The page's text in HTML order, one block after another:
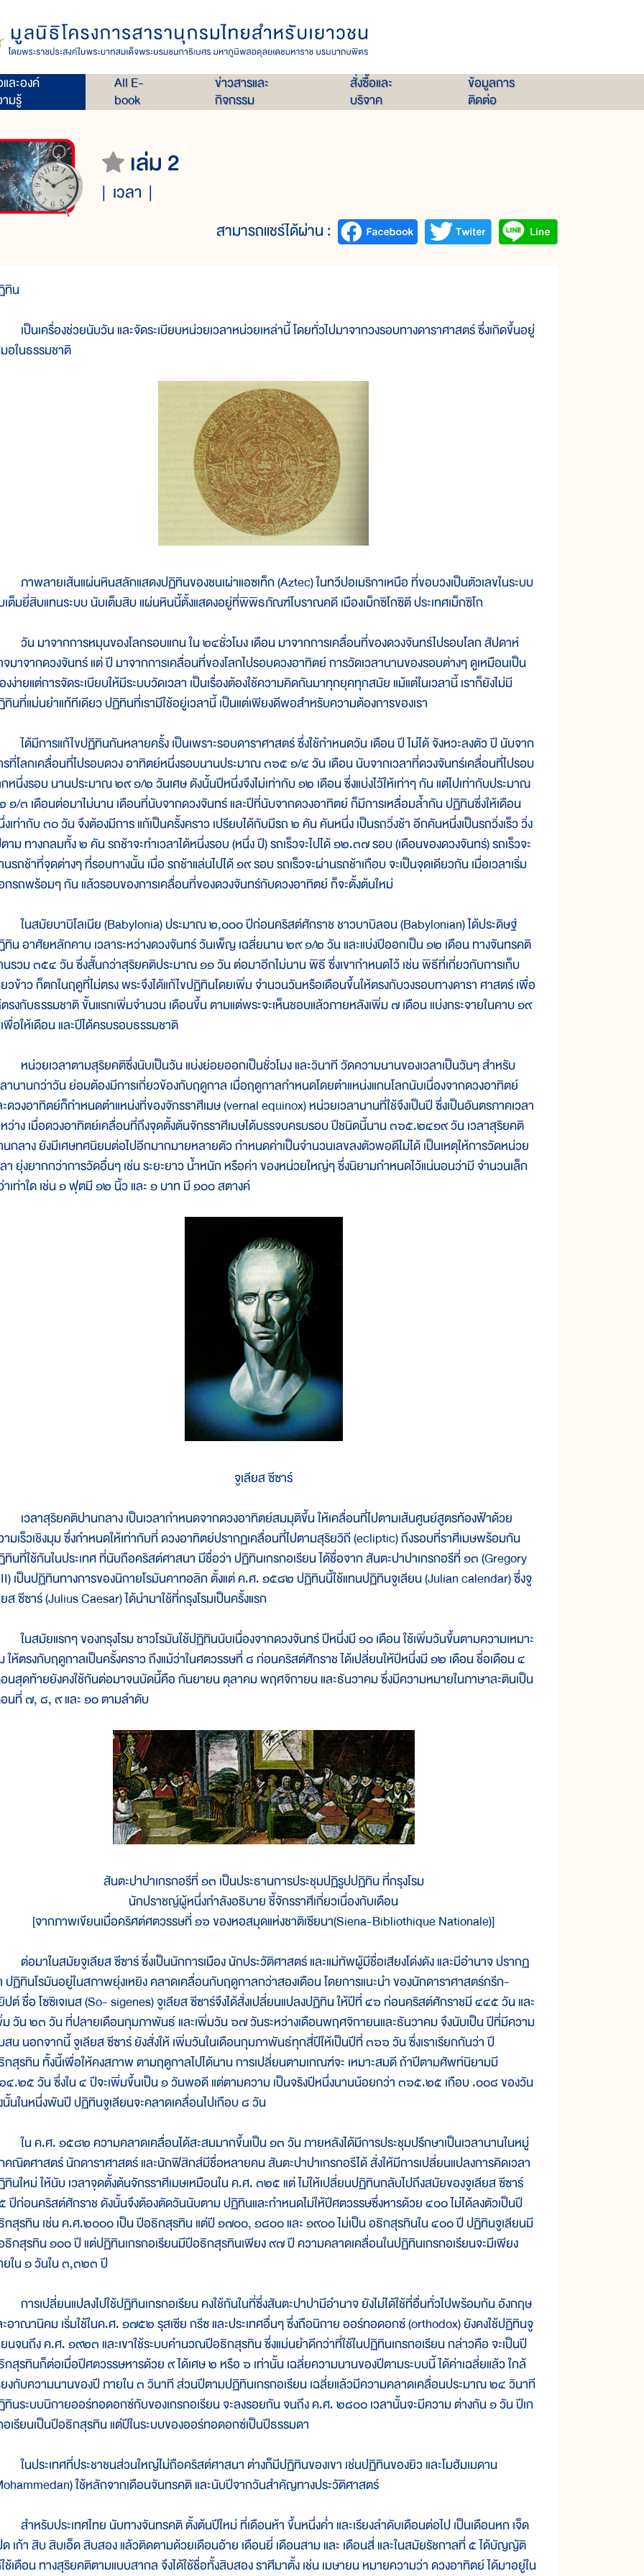
ละองค์
มรู้
All E-
book
ข่าวสารและ
กิจกรรม
สั่งซื้อและ
บริจาค
ข้อมูลการ
ติดต่อ
เล่ม 2
เวลา
สามารถแชร์ได้ผ่าน :
ทิน
เป็นเครื่องช่วยนับวัน และจัดระเบียบหน่วยเวลาหน่วยเหล่านี้ โดยทั่วไปมาจากวงรอบทางดาราศาสตร์ ซึ่งเกิดขึ้นอยู่
อในธรรมชาติ
ภาพลายเส้นแผ่นหินสลักแสดงปฏิทินของชนเผ่าแอซเท็ก (Aztec) ในทวีปอเมริกาเหนือ ที่ขอบวงเป็นตัวเลขในระบบ
เต็มยี่สิบแทนระบบ นับเต็มสิบ แผ่นหินนี้ตั้งแสดงอยู่ที่พิพิธภัณฑ์โบราณคดี เมืองเม็กซิโกซิตี ประเทศเม็กซิโก
วัน มาจากการหมุนของโลกรอบแกน ใน ๒๔ชั่วโมง เดือน มาจากการเคลื่อนที่ของดวงจันทร์ไปรอบโลก สัปดาห์
มาจากดวงจันทร์ แต่ ปี มาจากการเคลื่อนที่ของโลกไปรอบดวงอาทิตย์ การวัดเวลานานของรอบต่างๆ ดูเหมือนเป็น
งง่ายแต่การจัดระเบียบให้มีระบบวัดเวลา เป็นเรื่องต้องใช้ความคิดกันมาทุกยุคทุกสมัย แม้แต่ในเวลานี้ เราก็ยังไม่มี
ทินที่แม่นยำแท้ทีเดียว ปฏิทินที่เรามีใช้อยู่เวลานี้ เป็นแต่เพียงดีพอสำหรับความต้องการของเรา
ได้มีการแก้ไขปฏิทินกันหลายครั้ง เป็นเพราะรอบดาราศาสตร์ ซึ่งใช้กำหนดวัน เดือน ปี ไม่ได้ จังหวะลงตัว ปี นับจาก
ที่โลกเคลื่อนที่ไปรอบดวง อาทิตย์หนึ่งรอบนานประมาณ ๓๖๕ ๑/๔ วัน เดือน นับจากเวลาที่ดวงจันทร์เคลื่อนที่ไปรอบ
หนึ่งรอบ นานประมาณ ๒๙ ๑/๒ วันเศษ ดังนั้นปีหนึ่งจึงไม่เท่ากับ ๑๒ เดือน ซึ่งแบ่งไว้ให้เท่าๆ กัน แต่ไปเท่ากับประมาณ
๑/๓ เดือนต่อมาไม่นาน เดือนที่นับจากดวงจันทร์ และปีที่นับจากดวงอาทิตย์ ก็มีการเหลื่อมล้ำกัน ปฏิทินซึ่งให้เดือน
งเท่ากับ ๓๐ วัน จึงต้องมีการ แก้เป็นครั้งคราว เปรียบได้กับมีรถ ๒ คัน คันหนึ่ง เป็นรถวิ่งช้า อีกคันหนึ่งเป็นรถวิ่งเร็ว วิ่ง
าม ทางกลมทั้ง ๒ คัน รถช้าจะทำเวลาได้หนึ่งรอบ (หนึ่ง ปี) รถเร็วจะไปได้ ๑๒.๓๗ รอบ (เดือนของดวงจันทร์) รถเร็วจะ
รถช้าที่จุดต่างๆ ที่รอบทางนั้น เมื่อ รถช้าแล่นไปได้ ๑๙ รอบ รถเร็วจะผ่านรถช้าเกือบ จะเป็นจุดเดียวกัน เมื่อเวลาเริ่ม
รถพร้อมๆ กัน แล้วรอบของการเคลื่อนที่ของดวงจันทร์กับดวงอาทิตย์ ก็จะตั้งต้นใหม่
ในสมัยบาบิโลเนีย (Babylonia) ประมาณ ๒,๐๐๐ ปีก่อนคริสต์ศักราช ชาวบาบิลอน (Babylonian) ได้ประดิษฐ์
ทิน อาศัยหลักคาบ เวลาระหว่างดวงจันทร์ วันเพ็ญ เฉลี่ยนาน ๒๙ ๑/๒ วัน และแบ่งปีออกเป็น ๑๒ เดือน ทางจันทรคติ
นรวม ๓๕๔ วัน ซึ่งสั้นกว่าสุริยคติประมาณ ๑๑ วัน ต่อมาอีกไม่นาน พิธี ซึ่งเขากำหนดไว้ เช่น พิธีที่เกี่ยวกับการเก็บ
ยวข้าว ก็ตกในฤดูที่ไม่ตรง พระจึงได้แก้ไขปฏิทินโดยเพิ่ม จำนวนวันหรือเดือนขึ้นให้ตรงกับวงรอบทางดารา ศาสตร์ เพื่อ
รงกับธรรมชาติ ขั้นแรกเพิ่มจำนวน เดือนขึ้น ตามแต่พระจะเห็นชอบแล้วภายหลังเพิ่ม ๗ เดือน แบ่งกระจายในคาบ ๑๙
พื่อให้เดือน และปีได้ครบรอบธรรมชาติ
หน่วยเวลาตามสุริยคติซึ่งนับเป็นวัน แบ่งย่อยออกเป็นชั่วโมง และวินาที วัดความนานของเวลาเป็นวันๆ สำหรับ
ลานานกว่าวัน ย่อมต้องมีการเกี่ยวข้องกับฤดูกาล เมื่อฤดูกาลกำหนดโดยตำแหน่งแกนโลกนับเนื่องจากดวงอาทิตย์
ะดวงอาทิตย์ก็กำหนดตำแหน่งที่ของจักรราศีเมษ (vernal equinox) หน่วยเวลานานที่ใช้จึงเป็นปี ซึ่งเป็นอันตรภาคเวลา
ว่าง เมื่อดวงอาทิตย์เคลื่อนที่ถึงจุดตั้งต้นจักรราศีเมษได้บรรจบครบรอบ ปีชนิดนี้นาน ๓๖๕.๒๔๑๙ วัน เวลาสุริยคติ
นกลาง ยังมีเศษทศนิยมต่อไปอีกมากมายหลายตัว กำหนดค่าเป็นจำนวนเลขลงตัวพอดีไม่ได้ เป็นเหตุให้การวัดหน่วย
ลา ยุ่งยากกว่าการวัดอื่นๆ เช่น ระยะยาว น้ำหนัก หรือค่า ของหน่วยใหญ่ๆ ซึ่งนิยามกำหนดไว้แน่นอนว่ามี จำนวนเล็ก
เท่าใด เช่น ๑ ฟุตมี ๑๒ นิ้ว และ ๑ บาท มี ๑๐๐ สตางค์
จูเลียส ซีซาร์
เวลาสุริยคติปานกลาง เป็นเวลากำหนดจากดวงอาทิตย์สมมุติขึ้น ให้เคลื่อนที่ไปตามเส้นศูนย์สูตรท้องฟ้าด้วย
ามเร็วเชิงมุม ซึ่งกำหนดให้เท่ากับที่ ดวงอาทิตย์ปรากฏเคลื่อนที่ไปตามสุริยวิถี (ecliptic) ถึงรอบที่ราศีเมษพร้อมกัน
ทินที่ใช้กันในประเทศ ที่นับถือคริสต์ศาสนา มีชื่อว่า ปฏิทินเกรกอเรียน ได้ชื่อจาก สันตะปาปาเกรกอรีที่ ๑๓ (Gregory
เป็นปฏิทินทางการของนิกายโรมันคาทอลิก ตั้งแต่ ค.ศ. ๑๕๘๒ ปฏิทินนี้ใช้แทนปฏิทินจูเลียน (Julian calendar) ซึ่งจู
ส ซีซาร์ (Julius Caesar) ได้นำมาใช้ที่กรุงโรมเป็นครั้งแรก
ในสมัยแรกๆ ของกรุงโรม ชาวโรมันใช้ปฏิทินนับเนื่องจากดวงจันทร์ ปีหนึ่งมี ๑๐ เดือน ใช้เพิ่มวันขึ้นตามความเหมาะ
ให้ตรงกับฤดูกาลเป็นครั้งคราว ถึงแม้ว่าในศตวรรษที่ ๘ ก่อนคริสต์ศักราช ได้เปลี่ยนให้ปีหนึ่งมี ๑๒ เดือน ชื่อเดือน ๔
อนสุดท้ายยังคงใช้กันต่อมาจนบัดนี้คือ กันยายน ตุลาคม พฤศจิกายน และธันวาคม ซึ่งมีความหมายในภาษาละตินเป็น
อนที่ ๗, ๘, ๙ และ ๑๐ ตามลำดับ
สันตะปาปาเกรกอรีที่ ๑๓ เป็นประธานการประชุมปฏิรูปปฏิทิน ที่กรุงโรม
นักปราชญ์ผู้หนึ่งกำลังอธิบาย ชี้จักรราศีเกี่ยวเนื่องกับเดือน
[จากภาพเขียนเมื่อคริศต์ศตวรรษที่ ๑๖ ของหอสมุดแห่งชาติเซียนา(Siena-Bibliothique Nationale)]
ต่อมาในสมัยจูเลียส ซีซาร์ ซึ่งเป็นนักการเมือง นักประวัติศาสตร์ และแม่ทัพผู้มีชื่อเสียงโด่งดัง และมีอำนาจ ปรากฏ
ปฏิทินโรมันอยู่ในสภาพยุ่งเหยิง คลาดเคลื่อนกับฤดูกาลกว่าสองเดือน โดยการแนะนำ ของนักดาราศาสตร์กรีก-
ต์ ชื่อ โซซิเจเนส (So- sigenes) จูเลียส ซีซาร์จึงได้สั่งเปลี่ยนแปลงปฏิทิน ให้ปีที่ ๔๖ ก่อนคริสต์ศักราชมี ๔๔๕ วัน และ
ม วัน ๒๓ วัน ที่ปลายเดือนกุมภาพันธ์ และเพิ่มวัน ๖๗ วันระหว่างเดือนพฤศจิกายนและธันวาคม จึงนับเป็น ปีที่มีความ
น นอกจากนี้ จูเลียส ซีซาร์ ยังสั่งให้ เพิ่มวันในเดือนกุมภาพันธ์ทุกสี่ปีให้เป็นปีที่ ๓๖๖ วัน ซึ่งเราเรียกกันว่า ปี
สุรทิน ทั้งนี้เพื่อให้คงสภาพ ตามฤดูกาลไปได้นาน การเปลี่ยนตามเกณฑ์จะ เหมาะสมดี ถ้าปีตามศัพท์นิยามมี
๔.๒๕ วัน ซึ่งใน ๔ ปีจะเพิ่มขึ้นเป็น ๑ วันพอดี แต่ตามความ เป็นจริงปีหนึ่งนานน้อยกว่า ๓๖๕.๒๕ เกือบ .๐๐๘ ของวัน
นั้นในหนึ่งพันปี ปฏิทินจูเลียนจะคลาดเคลื่อนไปเกือบ ๘ วัน
ใน ค.ศ. ๑๕๘๒ ความคลาดเคลื่อนได้สะสมมากขึ้นเป็น ๑๓ วัน ภายหลังได้มีการประชุมปรึกษาเป็นเวลานานในหมู่
คณิตศาสตร์ นักดาราศาสตร์ และนักฟิสิกส์มีชื่อหลายคน สันตะปาปาเกรกอรีได้ สั่งให้มีการเปลี่ยนแปลงการคิดเวลา
ทินใหม่ ให้นับ เวลาจุดตั้งต้นจักรราศีเมษเหมือนใน ค.ศ. ๓๒๕ แต่ ไม่ให้เปลี่ยนปฏิทินกลับไปถึงสมัยของจูเลียส ซีซาร์
ปีก่อนคริสต์ศักราช ดังนั้นจึงต้องตัดวันนับตาม ปฏิทินและกำหนดไม่ให้ปีศตวรรษซึ่งหารด้วย ๔๐๐ ไม่ได้ลงตัวเป็นปี
กสุรทิน เช่น ค.ศ.๒๐๐๐ เป็น ปีอธิกสุรทิน แต่ปี ๑๗๐๐, ๑๘๐๐ และ ๑๙๐๐ ไม่เป็น อธิกสุรทินใน ๔๐๐ ปี ปฏิทินจูเลียนมี
กสุรทิน ๑๐๐ ปี แต่ปฏิทินเกรกอเรียนมีปีอธิกสุรทินเพียง ๙๗ ปี ความคลาดเคลื่อนในปฏิทินเกรกอเรียนจะมีเพียง
ยใน ๑ วันใน ๓,๓๒๓ ปี
การเปลี่ยนแปลงไปใช้ปฏิทินเกรกอเรียน คงใช้กันในที่ซึ่งสันตะปาปามีอำนาจ ยังไม่ได้ใช้ที่อื่นทั่วไปพร้อมกัน อังกฤษ
ะอาณานิคม เริ่มใช้ในค.ศ. ๑๗๕๒ รุสเซีย กรีซ และประเทศอื่นๆ ซึ่งถือนิกาย ออร์ทอดอกซ์ (orthodox) ยังคงใช้ปฏิทินจู
ยนจนถึง ค.ศ. ๑๙๒๓ และเขาใช้ระบบคำนวณปีอธิกสุรทิน ซึ่งแม่นยำดีกว่าที่ใช้ในปฏิทินเกรกอเรียน กล่าวคือ จะเป็นปี
สุรทินก็ต่อเมื่อปีศตวรรษหารด้วย ๙ ได้เศษ ๒ หรือ ๖ เท่านั้น เฉลี่ยความนานของปีตามระบบนี้ ได้ค่าเฉลี่ยแล้ว ใกล้
ยงกับความนานของปี ภายใน ๓ วินาที ส่วนปีตามปฏิทินเกรกอเรียน เฉลี่ยแล้วมีความคลาดเคลื่อนประมาณ ๒๔ วินาที
ทินระบบนิกายออร์ทอดอกซ์กับของเกรกอเรียน จะลงรอยกัน จนถึง ค.ศ. ๒๘๐๐ เวลานั้นจะมีความ ต่างกัน ๑ วัน ปีเก
เรียนเป็นปีอธิกสุรทิน แต่ปีในระบบของออร์ทอดอกซ์เป็นปีธรรมดา
ในประเทศที่ประชาชนส่วนใหญ่ไม่ถือคริสต์ศาสนา ต่างก็มีปฏิทินของเขา เช่นปฏิทินของยิว และโมฮัมเมดาน
ใช้หลักจากเดือนจันทรคติ และนับปีจากวันสำคัญทางประวัติศาสตร์
สำหรับประเทศไทย นับทางจันทรคติ ตั้งต้นปีใหม่ ที่เดือนห้า ขึ้นหนึ่งค่ำ และเรียงลำดับเดือนต่อไป เป็นเดือนหก เจ็ด
ด เก้า สิบ สิบเอ็ด สิบสอง แล้วติดตามด้วยเดือนอ้าย เดือนยี่ เดือนสาม และ เดือนสี่ และในสมัยรัชกาลที่ ๕ ได้บัญญัติ
ช้เดือน ทางสุริยคติตามแบบสากล จึงได้ใช้ชื่อทั้งสิบสอง ราศีมาตั้ง เช่น เมษายน หมายความว่า ดวงอาทิตย์ ได้มาอยู่ใน